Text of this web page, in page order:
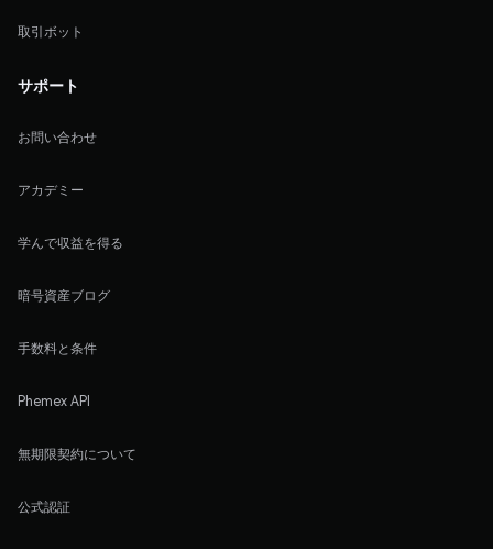
取引ボット
サポート
お問い合わせ
アカデミー
学んで収益を得る
暗号資産ブログ
手数料と条件
Phemex API
無期限契約について
公式認証